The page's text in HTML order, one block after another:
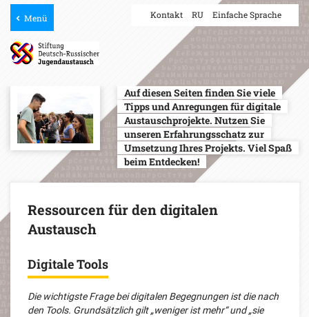
Menü Kontakt RU Einfache Sprache
Auf diesen Seiten finden Sie viele
Tipps und Anregungen für digitale
Austauschprojekte. Nutzen Sie
unseren Erfahrungsschatz zur
Umsetzung Ihres Projekts. Viel Spaß
beim Entdecken!
Ressourcen für den digitalen
Austausch
Digitale Tools
Die wichtigste Frage bei digitalen Begegnungen ist die nach
den Tools. Grundsätzlich gilt „weniger ist mehr“ und „sie